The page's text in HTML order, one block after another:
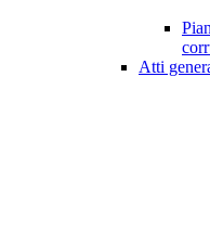
Atti